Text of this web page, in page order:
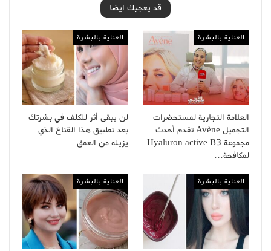
قد يعجبك ايضا
العناية بالبشرة
العلامة التجارية لمستحضرات
التجميل Avène تقدم أحدث
مجموعة Hyaluron active B3
لمكافحة…
العناية بالبشرة
لن يبقى أثر للكلف في بشرتك
بعد تطبيق هذا القناع الذي
يزيله من العمق
العناية بالبشرة العناية بالبشرة